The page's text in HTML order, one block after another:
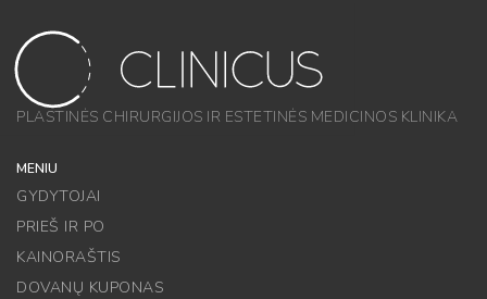
PLASTINĖS CHIRURGIJOS IR ESTETINĖS MEDICINOS KLINIKA
MENIU
GYDYTOJAI
PRIEŠ IR PO
KAINORAŠTIS
DOVANŲ KUPONAS